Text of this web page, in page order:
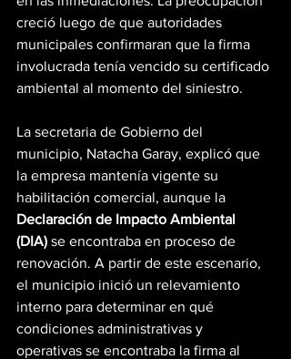
creció luego de que autoridades
municipales confirmaran que la firma
involucrada tenía vencido su certificado
ambiental al momento del siniestro.
La secretaria de Gobierno del
municipio, Natacha Garay, explicó que
la empresa mantenía vigente su
habilitación comercial, aunque la
Declaración de Impacto Ambiental
(DIA) se encontraba en proceso de
renovación. A partir de este escenario,
el municipio inició un relevamiento
interno para determinar en qué
condiciones administrativas y
operativas se encontraba la firma al